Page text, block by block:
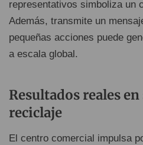
representativos simboliza un
Además, transmite un
pequeñas acciones puede
a escala global.
Resultados reales
reciclaje
El centro comercial impulsa